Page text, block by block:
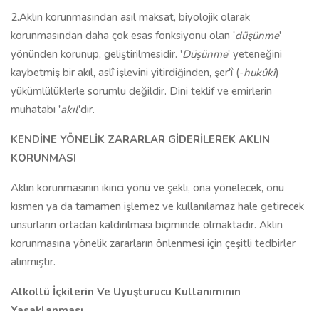
2.Aklın korunmasından asıl maksat, biyolojik olarak
korunmasından daha çok esas fonksiyonu olan 'düşünme'
yönünden korunup, geliştirilmesidir. 'Düşünme' yeteneğini
kaybetmiş bir akıl, aslî işlevini yitirdiğinden, şer'î (-hukûkî)
yükümlülüklerle sorumlu değildir. Dini teklif ve emirlerin
muhatabı 'akıl'dır.
KENDİNE YÖNELİK ZARARLAR GİDERİLEREK AKLIN
KORUNMASI
Aklın korunmasının ikinci yönü ve şekli, ona yönelecek, onu
kısmen ya da tamamen işlemez ve kullanılamaz hale getirecek
unsurların ortadan kaldırılması biçiminde olmaktadır. Aklın
korunmasına yönelik zararların önlenmesi için çeşitli tedbirler
alınmıştır.
Alkollü İçkilerin Ve Uyuşturucu Kullanımının